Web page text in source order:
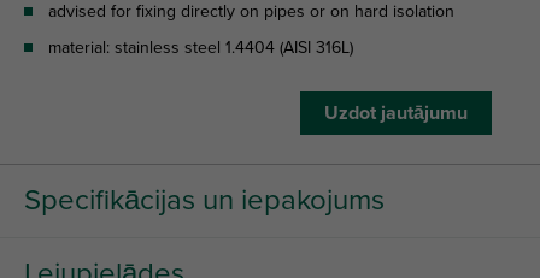
advised for fixing directly on pipes or on hard isolation
material: stainless steel 1.4404 (AISI 316L)
Uzdot jautājumu
Specifikācijas un iepakojums